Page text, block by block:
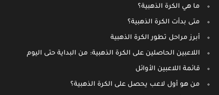
ما هي الكرة الذهبية؟
متى بدأت الكرة الذهبية؟
أبرز مراحل تطور الكرة الذهبية
اللاعبين الحاصلين على الكرة الذهبية: من البداية حتى اليوم
قائمة اللاعبين الأوائل
من هو أول لاعب يحصل على الكرة الذهبية؟